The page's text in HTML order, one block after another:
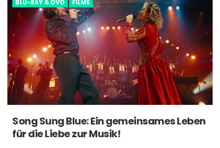
BLU-RAY & DVD FILME
Song Sung Blue: Ein gemeinsames Leben
für die Liebe zur Musik!